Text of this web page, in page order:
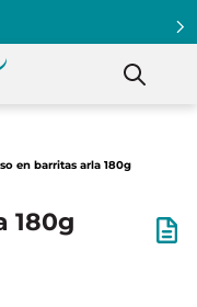
en barritas arla 180g
180g